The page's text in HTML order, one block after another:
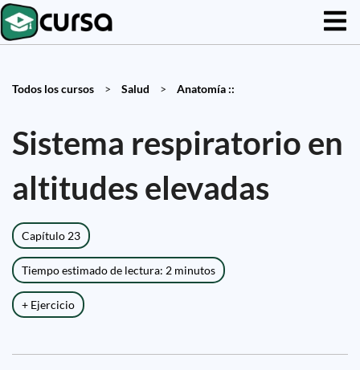
Todos los cursos > Salud > Anatomía ::
Sistema respiratorio en
altitudes elevadas
Capítulo 23
Tiempo estimado de lectura: 2 minutos
+ Ejercicio